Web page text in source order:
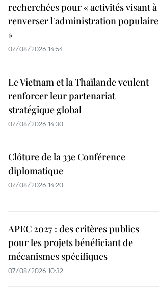
recherchées pour « activités visant à
renverser l'administration populaire
»
07/08/2026 14:54
Le Vietnam et la Thaïlande veulent
renforcer leur partenariat
stratégique global
07/08/2026 14:30
Clôture de la 33e Conférence
diplomatique
07/08/2026 14:20
APEC 2027 : des critères publics
pour les projets bénéficiant de
mécanismes spécifiques
07/08/2026 10:32